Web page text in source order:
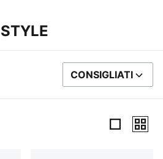
ORDINA PER
CONSIGLIATI